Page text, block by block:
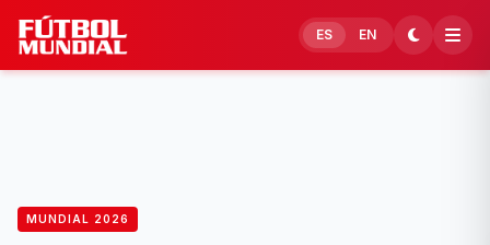
Skip to content
ES EN
MUNDIAL 2026